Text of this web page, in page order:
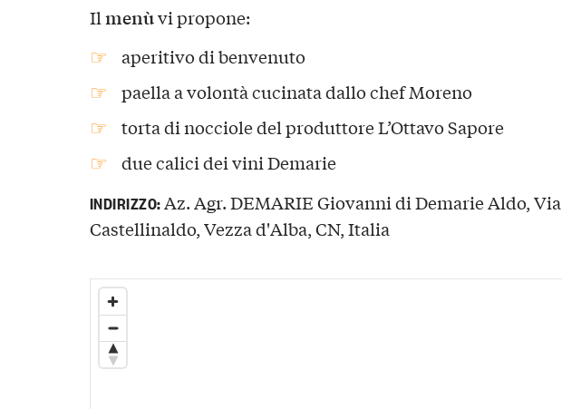
Ilmenùvi propone:
aperitivo di benvenuto
paella a volontà cucinata dallo chef Moreno
torta di nocciole del produttore L’Ottavo Sapore
due calici dei vini Demarie
INDIRIZZO:Az. Agr. DEMARIE Giovanni di Demarie Aldo, Via
Castellinaldo, Vezza d'Alba, CN, Italia